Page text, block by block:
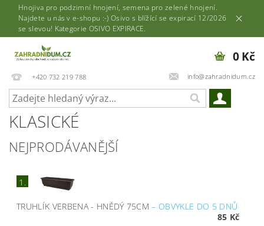
Hnojiva pro podzimní hnojení, semena pro zelené hnojení.
Najdete u nás v e-shopu :-) Osivo s blížící se expirací 12/2026
se slevou! Kategorie OSIVO EXPIRACE.
+420 732 219 788 info@zahradnidum.cz
0 Kč
KLASICKÉ
NEJPRODÁVANĚJŠÍ
1.
TRUHLÍK VERBENA - HNĚDÝ 75CM– OBVYKLE DO 5 DNŮ
85 Kč